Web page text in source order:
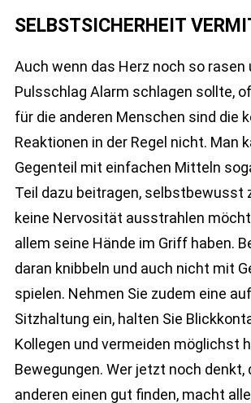
SELBSTSICHERHEIT
Auch wenn das Herz noch so rasen
Pulsschlag Alarm schlagen sollte,
für die anderen Menschen sind die
Reaktionen in der Regel nicht. Man
Gegenteil mit einfachen Mitteln
Teil dazu beitragen, selbstbewusst
keine Nervosität ausstrahlen
allem seine Hände im Griff haben.
daran knibbeln und auch nicht mit
spielen. Nehmen Sie zudem eine
Sitzhaltung ein, halten Sie
Kollegen und vermeiden möglichst
Bewegungen. Wer jetzt noch denkt,
anderen einen gut finden, macht